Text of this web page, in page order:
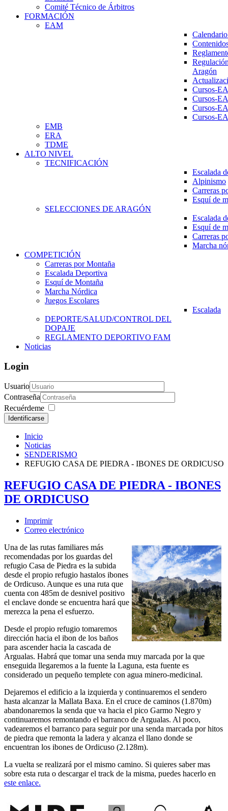
Comité Técnico de Árbitros
FORMACIÓN
EAM
Aragón
Cursos-
Cursos-
Cursos-
Cursos-
EMB
ERA
TDME
ALTO NIVEL
TECNIFICACIÓN
Escalada
Alpinismo
Carreras
Esquí de
SELECCIONES DE ARAGÓN
Escalada
Esquí de
Carreras
Marcha
COMPETICIÓN
Carreras por Montaña
Escalada Deportiva
Esquí de Montaña
Marcha Nórdica
Juegos Escolares
Escalada
DEPORTE/SALUD/CONTROL DEL
DOPAJE
REGLAMENTO DEPORTIVO FAM
Noticias
Login
Usuario
Contraseña
Recuérdeme
Identificarse
Inicio
Noticias
SENDERISMO
REFUGIO CASA DE PIEDRA - IBONES DE ORDICUSO
REFUGIO CASA DE PIEDRA - IBONES
DE ORDICUSO
Imprimir
Correo electrónico
Una de las rutas familiares más
recomendadas por los guardas del
refugio Casa de Piedra es la subida
desde el propio refugio hastalos ibones
de Ordicuso. Aunque es una ruta que
cuenta con 485m de desnivel positivo
el enclave donde se encuentra hará que
merezca la pena el esfuerzo.
Desde el propio refugio tomaremos
dirección hacia el ibon de los baños
para ascender hacia la cascada de
Argualas. Habrá que tomar una senda muy marcada por la que
enseguida llegaremos a la fuente la Laguna, esta fuente es
considerado un pequeño templete con agua minero-medicinal.
Dejaremos el edificio a la izquierda y continuaremos el sendero
hasta alcanzar la Mallata Baxa. En el cruce de caminos (1.870m)
abandonaremos la senda que va hacia el pico Garmo Negro y
continuaremos remontando el barranco de Argualas. Al poco,
vadearemos el barranco para seguir por una senda marcada por hitos
de piedra que remonta la ladera y alcanza el llano donde se
encuentran los ibones de Ordicuso (2.128m).
La vuelta se realizará por el mismo camino. Si quieres saber mas
sobre esta ruta o descargar el track de la misma, puedes hacerlo en
este enlace.